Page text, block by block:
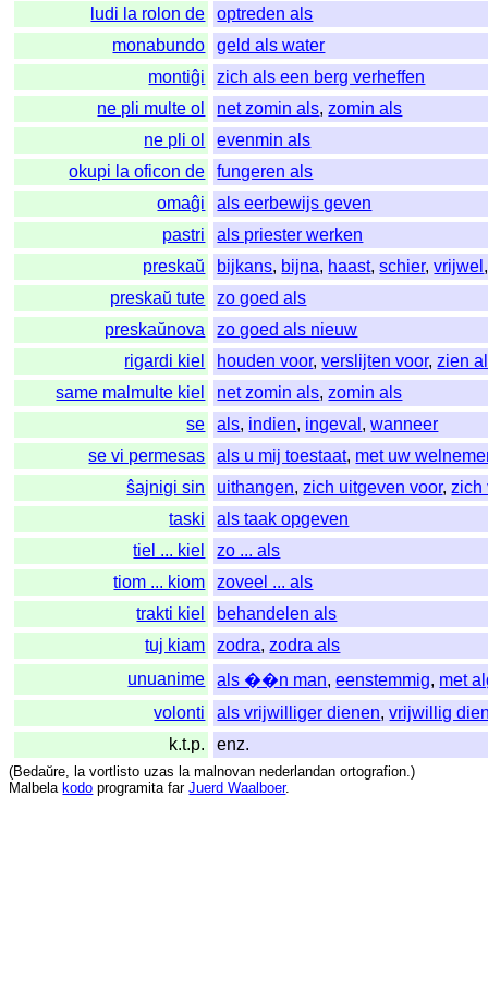
ludi la rolon de
optreden als
monabundo
geld als water
montiĝi
zich als een berg verheffen
ne pli multe ol
net zomin als,zomin als
ne pli ol
evenmin als
okupi la oficon de
fungeren als
omaĝi
als eerbewijs geven
pastri
als priester werken
preskaŭ
bijkans, bijna, haast,schier,vrijwel
preskaŭ tute
zo goed als
preskaŭnova
zo goed als nieuw
rigardi kiel
houden voor,verslijten voor,zien
same malmulte kiel
net zomin als,zomin als
se
als, indien, ingeval ,wanneer
se vi permesas
als u mij toestaat, met uw
ŝajnigi sin
uithangen,zich uitgeven voor,zich
taski
als taak opgeven
tiel ... kiel
zo ... als
tiom ... kiom
zoveel ... als
trakti kiel
behandelen als
tuj kiam
zodra,zodra als
unuanime
als ��n man,eenstemmig, met
volonti
als vrijwilliger dienen,vrijwillig
k.t.p.
enz.
(Bedaŭre, la vortlisto uzas la malnovan nederlandan ortografion.)
Malbela kodo programita far Juerd Waalboer.